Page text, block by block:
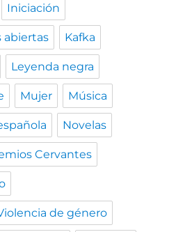
Iniciación
abiertas Kafka
Leyenda negra
Mujer Música
Novelas
Cervantes
de género